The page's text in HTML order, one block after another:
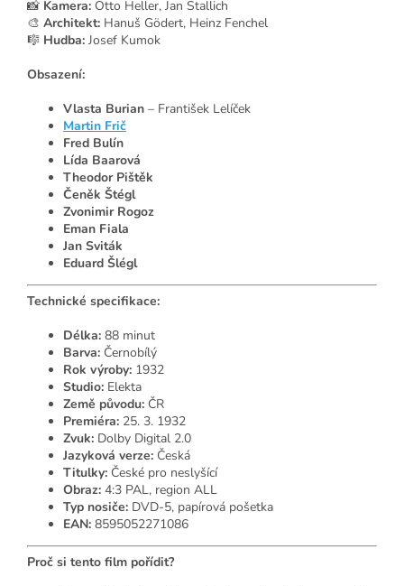
📸 Kamera: Otto Heller, Jan Stallich
🎨 Architekt: Hanuš Gödert, Heinz Fenchel
🎼 Hudba: Josef Kumok
Obsazení:
Vlasta Burian – František Lelíček
Martin Frič
Fred Bulín
Lída Baarová
Theodor Pištěk
Čeněk Štégl
Zvonimir Rogoz
Eman Fiala
Jan Sviták
Eduard Šlégl
Technické specifikace:
Délka: 88 minut
Barva: Černobílý
Rok výroby: 1932
Studio: Elekta
Země původu: ČR
Premiéra: 25. 3. 1932
Zvuk: Dolby Digital 2.0
Jazyková verze: Česká
Titulky: České pro neslyšící
Obraz: 4:3 PAL, region ALL
Typ nosiče: DVD-5, papírová pošetka
EAN: 8595052271086
Proč si tento film pořídit?